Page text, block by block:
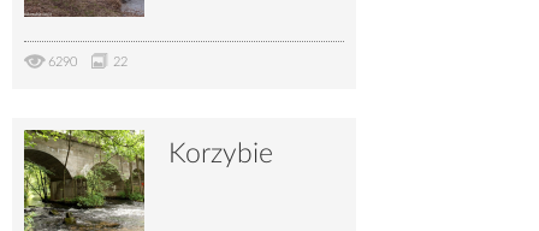
6290 22
Korzybie